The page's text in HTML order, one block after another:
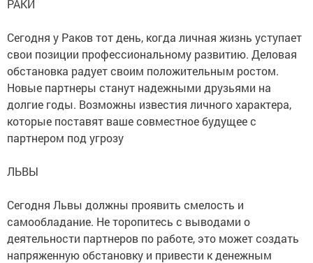
РАКИ
Сегодня у Раков тот день, когда личная жизнь уступает
свои позиции профессиональному развитию. Деловая
обстановка радует своим положительным ростом.
Новые партнеры станут надежными друзьями на
долгие годы. Возможны известия личного характера,
которые поставят ваше совместное будущее с
партнером под угрозу
ЛЬВЫ
Сегодня Львы должны проявить смелость и
самообладание. Не торопитесь с выводами о
деятельности партнеров по работе, это может создать
напряженную обстановку и привести к денежным